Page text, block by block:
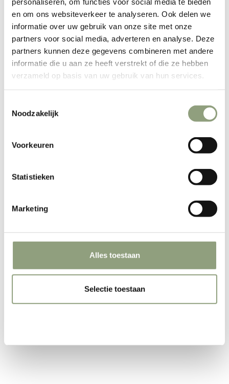
en om ons websiteverkeer te analyseren. Ook delen we
informatie over uw gebruik van onze site met onze
partners voor social media, adverteren en analyse. Deze
partners kunnen deze gegevens combineren met andere
informatie die u aan ze heeft verstrekt of die ze hebben
verzameld op basis van uw gebruik van hun services.
Noodzakelijk
Voorkeuren
Statistieken
Marketing
Alles toestaan
Selectie toestaan
Des voisins. Coussin de
Prix de vente
€44,00
Des voisins. Coussin XL en
fourrure bouclée 80x80 cm
Prix de vente
Des voisins. Bonnet chaud